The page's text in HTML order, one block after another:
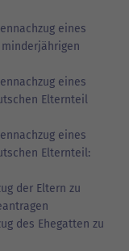
eines
eines
Elternteil
eines
Elternteil:
der Eltern zu
des Ehegatten zu